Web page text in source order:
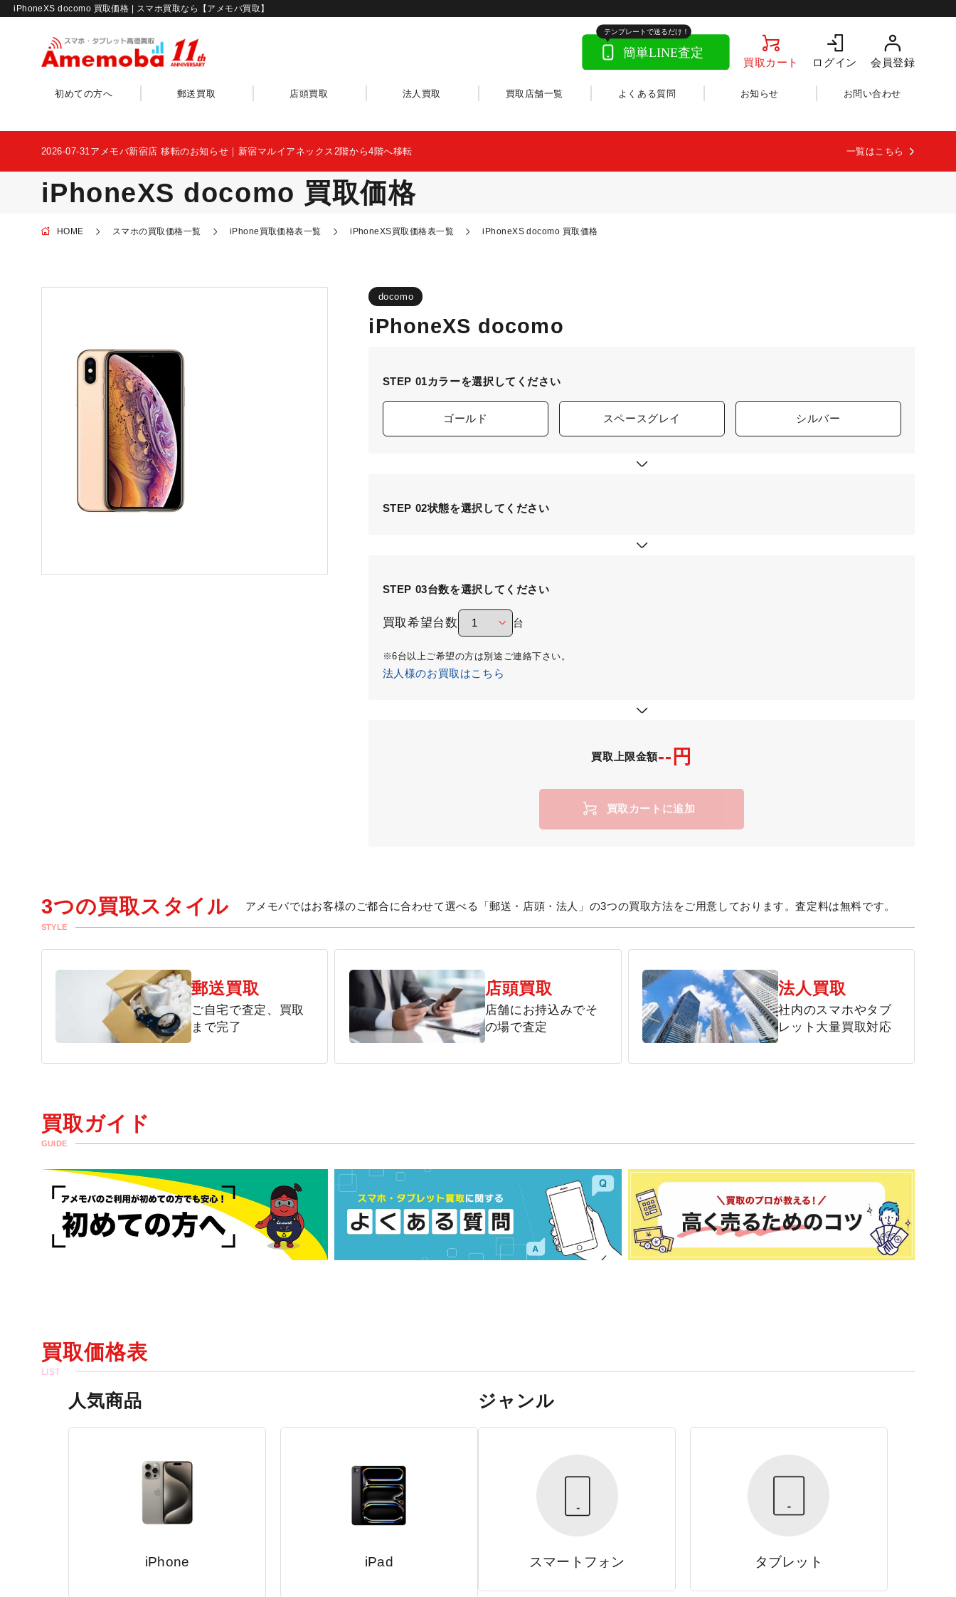
iPhoneXS docomo 買取価格 | スマホ買取なら【アメモバ買取】
買取カート ログイン 会員登録
初めての方へ 郵送買取 店頭買取 法人買取 買取店舗一覧 よくある質問 お知らせ お問い合わせ
2026-07-31 アメモバ新宿店 移転のお知らせ｜新宿マルイアネックス2階から4階へ移転 一覧はこちら
iPhoneXS docomo 買取価格
HOME スマホの買取価格一覧 iPhone買取価格表一覧 iPhoneXS買取価格表一覧 iPhoneXS docomo 買取価格
docomo
iPhoneXS docomo
STEP 01カラーを選択してください
ゴールド スペースグレイ シルバー
STEP 02状態を選択してください
STEP 03台数を選択してください
買取希望台数 台
※6台以上ご希望の方は別途ご連絡下さい。
法人様のお買取はこちら
買取上限金額--円
買取カートに追加
3つの買取スタイル
STYLE
アメモバではお客様のご都合に合わせて選べる「郵送・店頭・法人」の3つの買取方法をご用意しております。査定料は無料です。
郵送買取
ご自宅で査定、買取
まで完了
店頭買取
店舗にお持込みでそ
の場で査定
法人買取
社内のスマホやタブ
レット大量買取対応
買取ガイド
GUIDE
買取価格表
人気商品
iPhone iPad
ジャンル
スマートフォン タブレット